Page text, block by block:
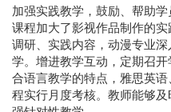
加强实践教学，鼓励、帮助
课程加大了影视作品制作的
调研、实践内容，动漫专业
学。增进教学互动，定期召
合语言教学的特点，雅思英
程实行月度考核。教师能够